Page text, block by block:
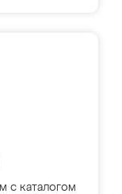
с каталогом